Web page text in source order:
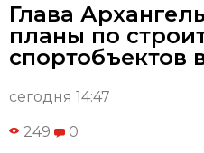
Глава
планы по
спортобъектов
сегодня 14:47
249 0